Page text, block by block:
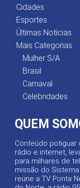
Cidades
Esportes
Últimas Notícias
Mais Categorias
Mulher S/A
Brasil
Carnaval
Celebridades
QUEM
Conteúdo potiguar
rádio e internet,
para milhares de
missão do
reúne a TV Ponta